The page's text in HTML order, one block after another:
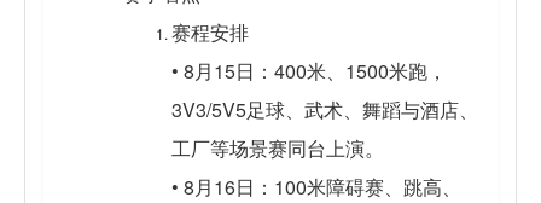
赛程安排
• 8月15日：400米、1500米跑，
3V3/5V5足球、武术、舞蹈与酒店、
工厂等场景赛同台上演。
• 8月16日：100米障碍赛、跳高、